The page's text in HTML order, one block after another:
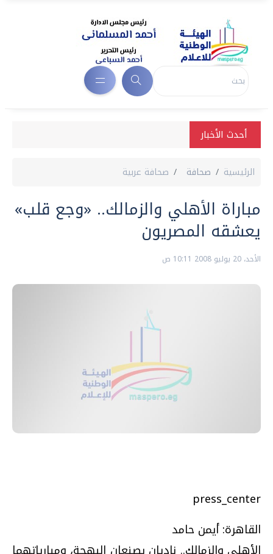
أحدث الأخبار
الرئيسية صحافة صحافة عربية
مباراة الأهلي والزمالك.. «وجع قلب»
يعشقه المصريون
الأحد، 20 يوليو 2008 10:11 ص
press_center
القاهرة: أيمن حامد